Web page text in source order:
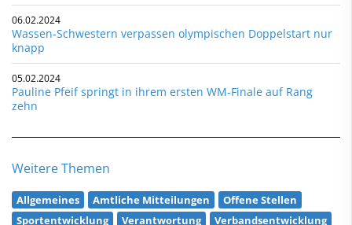
06.02.2024
Wassen-Schwestern verpassen olympischen Doppelstart nur
knapp
05.02.2024
Pauline Pfeif springt in ihrem ersten WM-Finale auf Rang
zehn
Weitere Themen
Allgemeines Amtliche Mitteilungen
Offene Stellen
Sportentwicklung
Verantwortung Verbandsentwicklung